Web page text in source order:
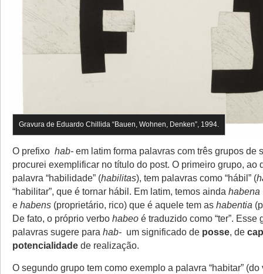
Gravura de Eduardo Chillida “Bauen, Wohnen, Denken”, 1994.
O prefixo hab- em latim forma palavras com três grupos de
procurei exemplificar no título do post. O primeiro grupo, ao
palavra “habilidade” (habilitas), tem palavras como “hábil” (
“habilitar”, que é tornar hábil. Em latim, temos ainda habena
e habens (proprietário, rico) que é aquele tem as habentia
De fato, o próprio verbo habeo é traduzido como “ter”. Esse
palavras sugere para hab- um significado de posse, de
potencialidade de realização.
O segundo grupo tem como exemplo a palavra “habitar”